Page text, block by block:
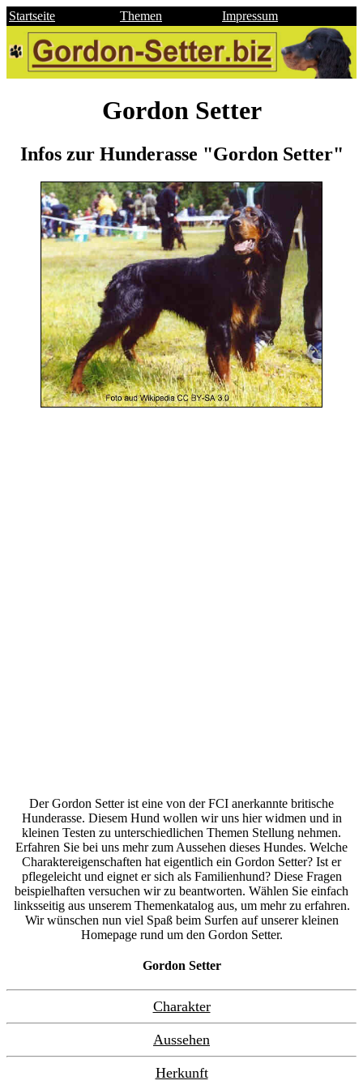
Startseite Themen Impressum
Gordon Setter
Infos zur Hunderasse "Gordon Setter"
Der Gordon Setter ist eine von der FCI anerkannte britische
Hunderasse. Diesem Hund wollen wir uns hier widmen und in
kleinen Testen zu unterschiedlichen Themen Stellung nehmen.
Erfahren Sie bei uns mehr zum Aussehen dieses Hundes. Welche
Charaktereigenschaften hat eigentlich ein Gordon Setter? Ist er
pflegeleicht und eignet er sich als Familienhund? Diese Fragen
beispielhaften versuchen wir zu beantworten. Wählen Sie einfach
linksseitig aus unserem Themenkatalog aus, um mehr zu erfahren.
Wir wünschen nun viel Spaß beim Surfen auf unserer kleinen
Homepage rund um den Gordon Setter.
Gordon Setter
Charakter
Aussehen
Herkunft